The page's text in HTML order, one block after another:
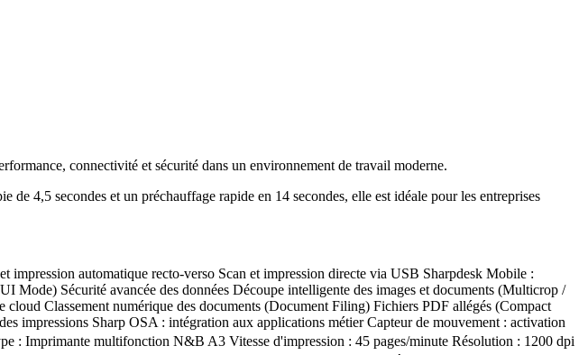
connectivité et sécurité dans un environnement de travail moderne.
4,5 secondes et un préchauffage rapide en 14 secondes, elle est idéale pour les entreprises
impression automatique recto-verso Scan et impression directe via USB Sharpdesk Mobile :
Sécurité avancée des données Découpe intelligente des images et documents (Multicrop /
Classement numérique des documents (Document Filing) Fichiers PDF allégés (Compact
impressions Sharp OSA : intégration aux applications métier Capteur de mouvement : activation
: Imprimante multifonction N&B A3 Vitesse d'impression : 45 pages/minute Résolution : 1200 dpi